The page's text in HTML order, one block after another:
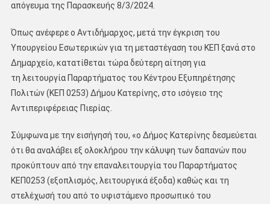
απόγευμα της Παρασκευής 8/3/2024.
Όπως ανέφερε ο Αντιδήμαρχος, μετά την έγκριση του
Υπουργείου Εσωτερικών για τη μεταστέγαση του ΚΕΠ ξανά στο
Δημαρχείο, κατατίθεται τώρα δεύτερη αίτηση για
τη λειτουργία Παραρτήματος του Κέντρου Εξυπηρέτησης
Πολιτών (ΚΕΠ 0253) Δήμου Κατερίνης, στο ισόγειο της
Αντιπεριφέρειας Πιερίας.
Σύμφωνα με την εισήγησή του, «ο Δήμος Κατερίνης δεσμεύεται
ότι θα αναλάβει εξ ολοκλήρου την κάλυψη των δαπανών που
προκύπτουν από την επαναλειτουργία του Παραρτήματος
ΚΕΠ0253 (εξοπλισμός, λειτουργικά έξοδα) καθώς και τη
στελέχωσή του από το υφιστάμενο προσωπικό του